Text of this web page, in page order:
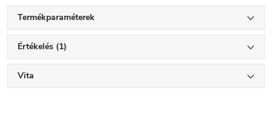
Termékparaméterek
Értékelés (1)
Vita